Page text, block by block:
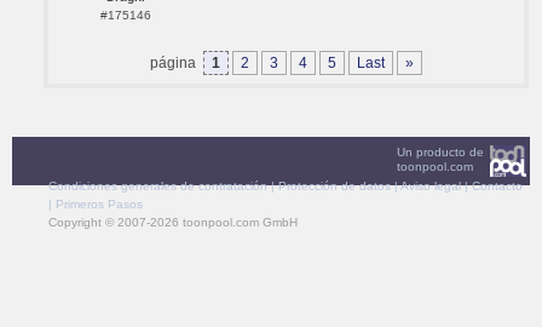
#175146
página 1 2 3 4 5 Last »
Un producto de
toonpool.com
Condiciones generales de contratación|Protección de datos|Aviso legal|Contacto
| Primeros Pasos
Copyright © 2007-2026 toonpool.com GmbH